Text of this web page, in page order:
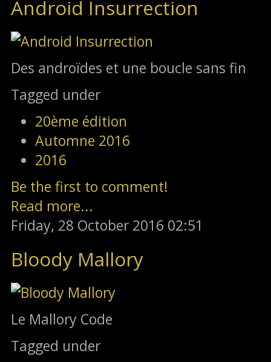
Android Insurrection
Des androïdes et une boucle sans fin
Tagged under
20ème édition
Automne 2016
2016
Be the first to comment!
Read more...
Friday, 28 October 2016 02:51
Bloody Mallory
Le Mallory Code
Tagged under